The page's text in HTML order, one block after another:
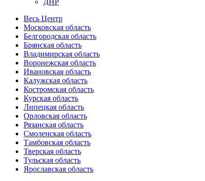
ДНР
Весь Центр
Московская область
Белгородская область
Брянская область
Владимирская область
Воронежская область
Ивановская область
Калужская область
Костромская область
Курская область
Липецкая область
Орловская область
Рязанская область
Смоленская область
Тамбовская область
Тверская область
Тульская область
Ярославская область